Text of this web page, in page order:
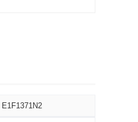
E1F1371N2